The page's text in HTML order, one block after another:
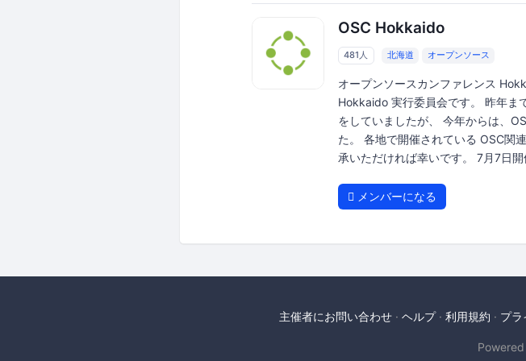
OSC Hokkaido
481人 北海道 オープンソース
オープンソースカンファレンス
Hokkaido 実行委員会です。 昨年ま
をしていましたが、 今年からは、
た。 各地で開催されている OSC関
承いただければ幸いです。 7月7日開
メンバーになる
主催者にお問い合わせ ヘルプ 利用規約 プラ